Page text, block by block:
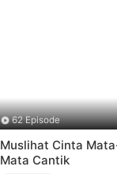
62 Episode
Muslihat Cinta
Mata Cantik